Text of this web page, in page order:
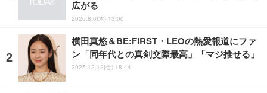
広がる
2026.8.6(木) 13:00
横田真悠＆BE:FIRST・LEOの熱愛報道にファ
ン「同年代との真剣交際最高」「マジ推せる」
2025.12.12(金) 18:44